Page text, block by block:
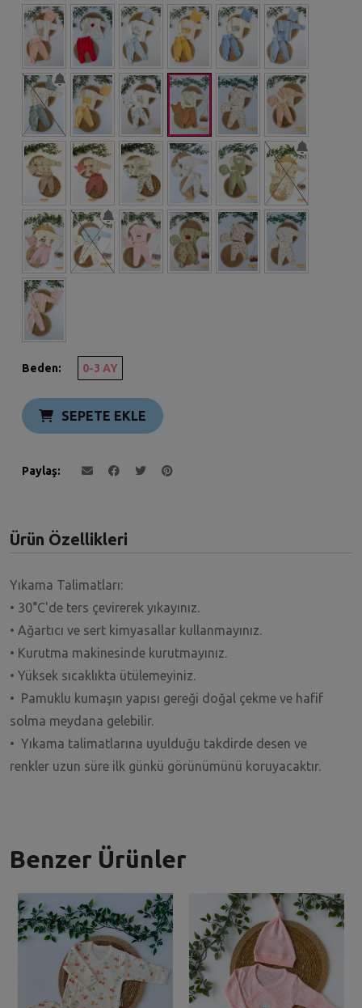
Beden: 0-3 AY
SEPETE EKLE
Paylaş
Ürün Özellikleri
Yıkama Talimatları:
• 30°C'de ters çevirerek yıkayınız.
• Ağartıcı ve sert kimyasallar kullanmayınız.
• Kurutma makinesinde kurutmayınız.
• Yüksek sıcaklıkta ütülemeyiniz.
• Pamuklu kumaşın yapısı gereği doğal çekme ve hafif
solma meydana gelebilir.
• Yıkama talimatlarına uyulduğu takdirde desen ve
renkler uzun süre ilk günkü görünümünü koruyacaktır.
Benzer Ürünler